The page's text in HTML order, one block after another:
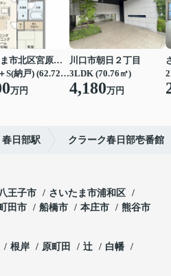
さいたま市北区宮原町４丁目
2LDK＋S(納戸) (62.72㎡)
万円
川口市朝日２丁目
3LDK (70.76㎡)
4,180万円
春日部駅 クラーク春日部壱番館
八王子市
さいたま市浦和区
田市 船橋市 本庄市 熊谷市
根岸 原町田 辻
白幡